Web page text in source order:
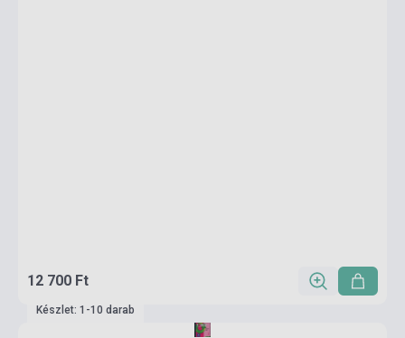
12 700 Ft
Készlet: 1-10 darab